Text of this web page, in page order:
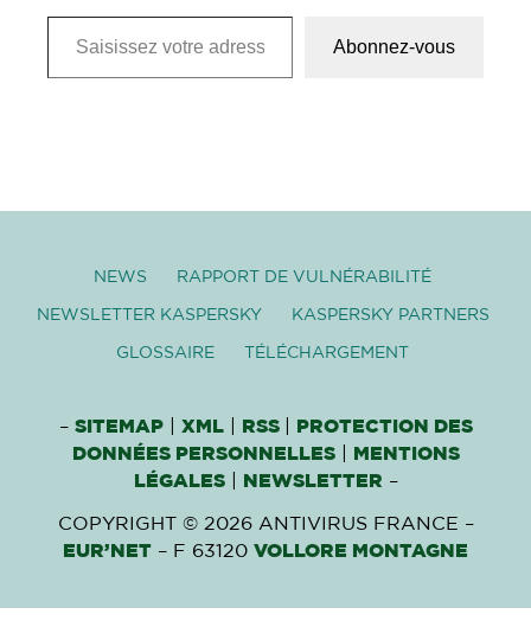
Saisissez votre adresse e-mail…
Abonnez-vous
NEWS RAPPORT DE VULNÉRABILITÉ
NEWSLETTER KASPERSKY KASPERSKY PARTNERS
GLOSSAIRE TÉLÉCHARGEMENT
– SITEMAP| XML| RSS
PROTECTION DES
DONNÉES PERSONNELLES|
MENTIONS
LÉGALES| NEWSLETTER –
COPYRIGHT © 2026 ANTIVIRUS FRANCE –
EUR’NET – F 63120 VOLLORE MONTAGNE